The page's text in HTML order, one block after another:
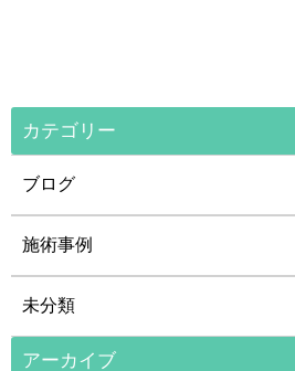
カテゴリー
ブログ
施術事例
未分類
アーカイブ